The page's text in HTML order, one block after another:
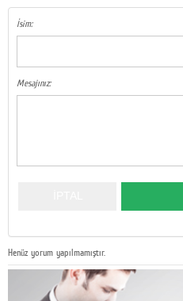
İsim:
Mesajınız:
Henüz yorum yapılmamıştır.